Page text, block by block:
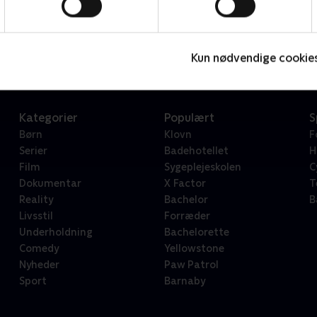
Kun nødvendige
Kategorier
Børn
Serier
Film
Dokumentar
Reality
Livsstil
Underholdning
Comedy
Nyheder
Sport
Populært
Klovn
Badehotellet
Sygeplejeskolen
X Factor
Bachelor
Forræder
Bachelorette
Yellowstone
Paw Patrol
Barnaby